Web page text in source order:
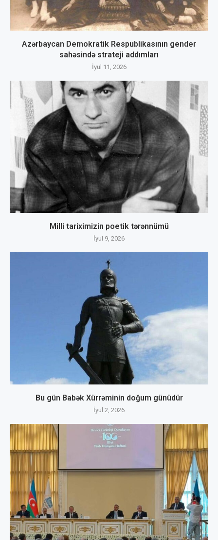
Azərbaycan Demokratik Respublikasının gender
sahəsində strateji addımları
İyul 11, 2026
Milli tariximizin poetik tərənnümü
İyul 9, 2026
Bu gün Babək Xürrəminin doğum günüdür
İyul 2, 2026